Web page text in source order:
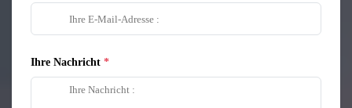
Ihre Nachricht